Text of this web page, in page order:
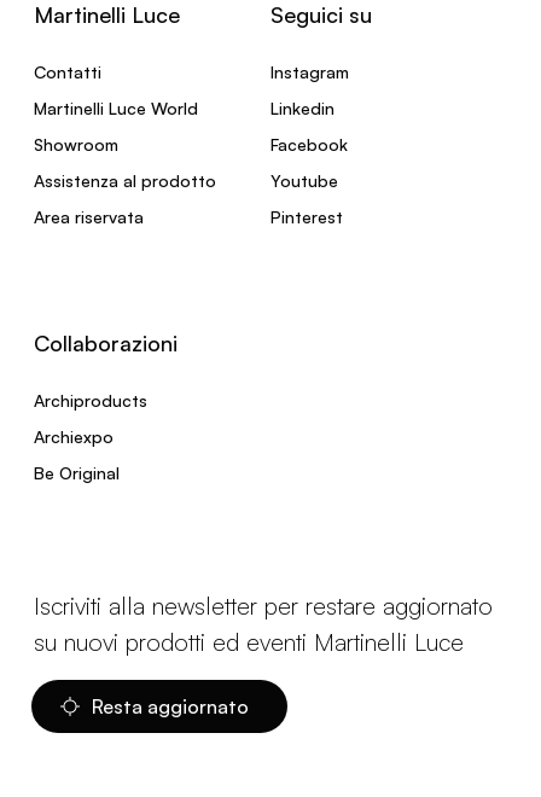
Martinelli Luce
Contatti
Martinelli Luce World
Showroom
Assistenza al prodotto
Area riservata
Seguici su
Instagram
Linkedin
Facebook
Youtube
Pinterest
Collaborazioni
Archiproducts
Archiexpo
Be Original
Iscriviti alla newsletter per restare aggiornato
su nuovi prodotti ed eventi Martinelli Luce
Resta aggiornato